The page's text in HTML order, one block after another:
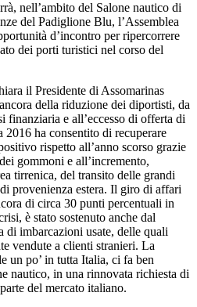
nell’ambito del Salone nautico di
del Padiglione Blu, l’Assemblea
d’incontro per ripercorrere
dei porti turistici nel corso del
il Presidente di Assomarinas
della riduzione dei diportisti, da
finanziaria e all’eccesso di offerta di
2016 ha consentito di recuperare
rispetto all’anno scorso grazie
gommoni e all’incremento,
tirrenica, del transito delle grandi
provenienza estera. Il giro di affari
di circa 30 punti percentuali in
è stato sostenuto anche dal
di imbarcazioni usate, delle quali
vendute a clienti stranieri. La
un po’ in tutta Italia, ci fa ben
nautico, in una rinnovata richiesta di
del mercato italiano.